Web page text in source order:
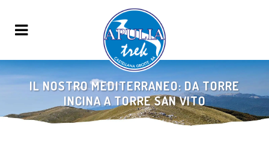
IL NOSTRO MEDITERRANEO: DA TORRE
INCINA A TORRE SAN VITO